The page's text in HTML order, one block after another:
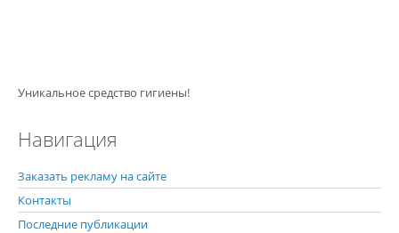
Уникальное средство гигиены!
Навигация
Заказать рекламу на сайте
Контакты
Последние публикации